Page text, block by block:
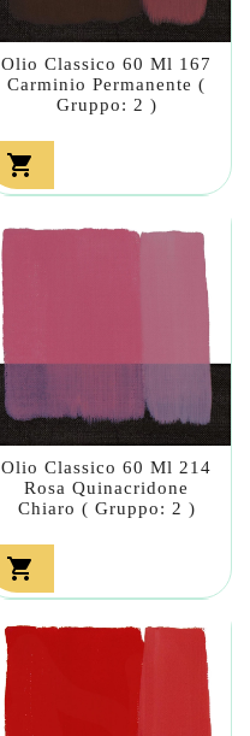
Olio Classico 60 Ml 167
Carminio Permanente (
Gruppo: 2 )

Olio Classico 60 Ml 214
Rosa Quinacridone
Chiaro ( Gruppo: 2 )
